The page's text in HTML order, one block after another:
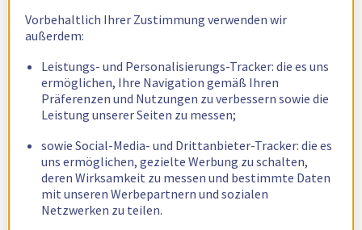
Vorbehaltlich Ihrer Zustimmung verwenden wir
außerdem:
Leistungs- und Personalisierungs-Tracker: die es uns
ermöglichen, Ihre Navigation gemäß Ihren
Präferenzen und Nutzungen zu verbessern sowie die
Leistung unserer Seiten zu messen;
sowie Social-Media- und Drittanbieter-Tracker: die es
uns ermöglichen, gezielte Werbung zu schalten,
deren Wirksamkeit zu messen und bestimmte Daten
mit unseren Werbepartnern und sozialen
Netzwerken zu teilen.